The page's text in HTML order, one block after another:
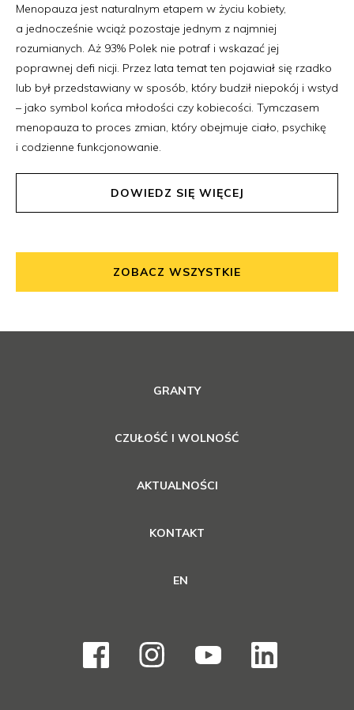
Menopauza jest naturalnym etapem w życiu kobiety,
a jednocześnie wciąż pozostaje jednym z najmniej
rozumianych. Aż 93% Polek nie potraf i wskazać jej
poprawnej defi nicji. Przez lata temat ten pojawiał się rzadko
lub był przedstawiany w sposób, który budził niepokój i wstyd
– jako symbol końca młodości czy kobiecości. Tymczasem
menopauza to proces zmian, który obejmuje ciało, psychikę
i codzienne funkcjonowanie.
DOWIEDZ SIĘ WIĘCEJ
ZOBACZ WSZYSTKIE
GRANTY
CZUŁOŚĆ I WOLNOŚĆ
AKTUALNOŚCI
KONTAKT
EN